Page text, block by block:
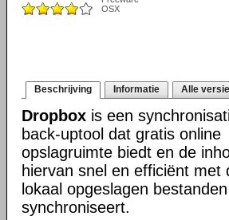
OSX
Beschrijving Informatie Alle
Dropbox is een
back-uptool dat gratis online
opslagruimte biedt en de
hiervan snel en efficiënt met
lokaal opgeslagen bestanden
synchroniseert.